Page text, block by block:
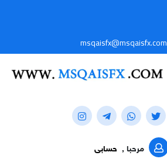
msqaisfx@msqaisfx.com
مرحبا , حسابى